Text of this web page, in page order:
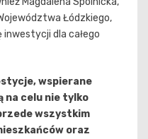
Łódzkiego,
dla całego
wspierane
na celu nie tylko
wszystkim
oraz